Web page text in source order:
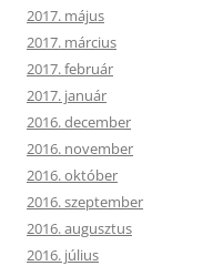
2017. május
2017. március
2017. február
2017. január
2016. december
2016. november
2016. október
2016. szeptember
2016. augusztus
2016. július